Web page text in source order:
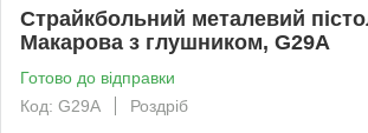
Страйкбольний металевий
Макарова з глушником, G29A
Готово до відправки
Код: G29A
Роздріб